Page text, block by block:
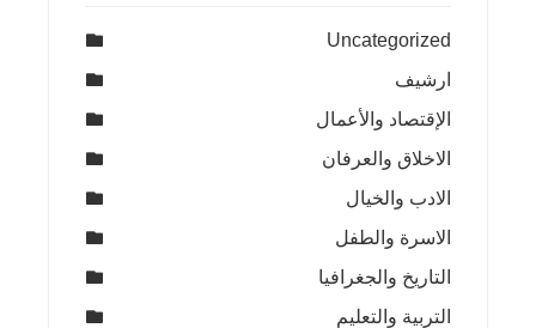
Uncategorized
ارشيف
الإقتصاد والأعمال
الاخلاق والعرفان
الادب والخيال
الاسرة والطفل
التاريخ والجغرافيا
التربية والتعليم